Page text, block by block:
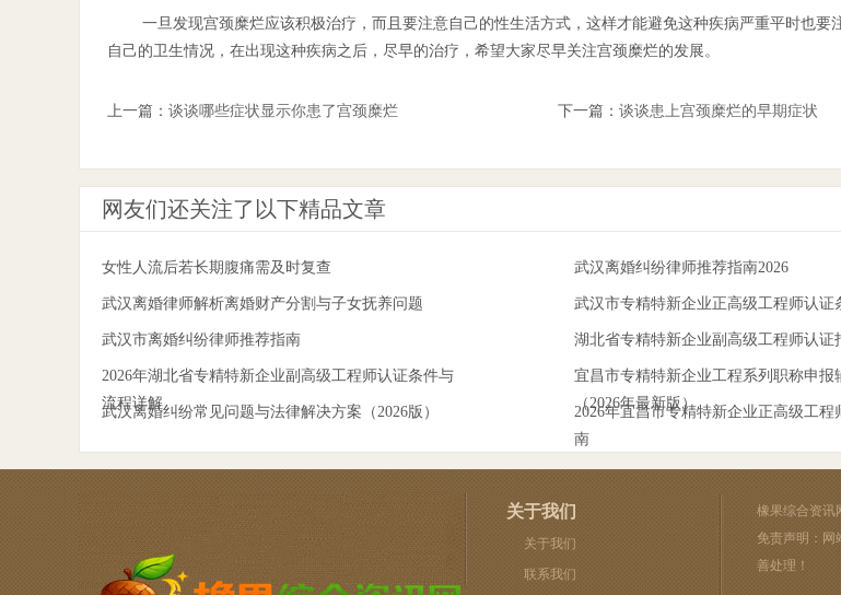
一旦发现宫颈糜烂应该积极治疗，而且要注意自己的性生活方式，这样才能避免这种疾病严重平时也要
自己的卫生情况，在出现这种疾病之后，尽早的治疗，希望大家尽早关注宫颈糜烂的发展。
上一篇： 谈谈哪些症状显示你患了宫颈糜烂 下一篇： 谈谈患上宫颈糜烂的早期症状
网友们还关注了以下精品文章
女性人流后若长期腹痛需及时复查 武汉离婚纠纷律师推荐指南2026
武汉离婚律师解析离婚财产分割与子女抚养问题 武汉市专精特新企业正高级工程师认证
武汉市离婚纠纷律师推荐指南 湖北省专精特新企业副高级工程师认证
2026年湖北省专精特新企业副高级工程师认证条件与
流程详解
宜昌市专精特新企业工程系列职称申报
（2026年最新版）
武汉离婚纠纷常见问题与法律解决方案（2026版）
2026年宜昌市专精特新企业正高级工程
南
关于我们
关于我们
联系我们
橡果综合资讯
免责声明：网
善处理！